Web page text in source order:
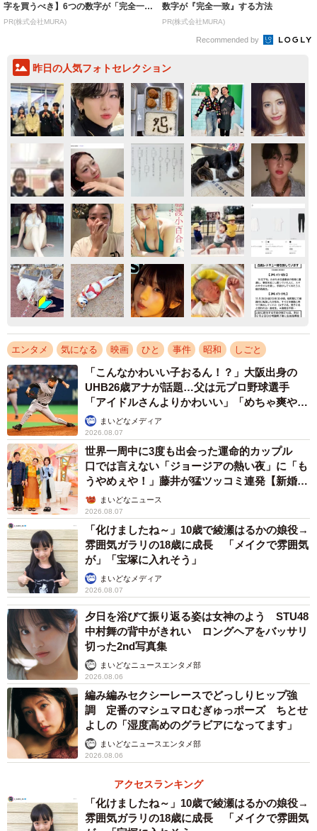
字を買うべき】6つの数字が「完全一
致」する方...
PR(株式会社MURA)
数字が『完全一致』する方法
PR(株式会社MURA)
Recommended by
昨日の人気フォトセレクション
エンタメ 気になる 映画 ひと 事件 昭和 しごと
「こんなかわいい子おるん！？」大阪出身の
UHB26歳アナが話題…父は元プロ野球選手
「アイドルさんよりかわいい」「めちゃ爽や
か」まいどなメディア
2026.08.07
世界一周中に3度も出会った運命的カップル
口では言えない「ジョージアの熱い夜」に「も
うやめぇや！」藤井が猛ツッコミ連発【新婚さ
ん】まいどなニュース
2026.08.07
「化けましたね～」10歳で綾瀬はるかの娘役→
雰囲気ガラリの18歳に成長 「メイクで雰囲気
が」「宝塚に入れそう」
まいどなメディア
2026.08.07
夕日を浴びて振り返る姿は女神のよう STU48
中村舞の背中がきれい ロングヘアをバッサリ
切った2nd写真集
まいどなニュースエンタメ部
2026.08.06
編み編みセクシーレースでどっしりヒップ強
調 定番のマシュマロむぎゅっポーズ ちとせ
よしの「湿度高めのグラビアになってます」
まいどなニュースエンタメ部
2026.08.06
アクセスランキング
「化けましたね～」10歳で綾瀬はるかの娘役→
雰囲気ガラリの18歳に成長 「メイクで雰囲気